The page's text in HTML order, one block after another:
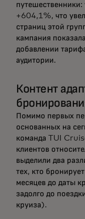
+604,1%, что
страниц этой
кампания
добавлении
аудитории.
Контент
Помимо первых
основанных на
команда TUI
клиентов
выделили два
тех, кто
месяцев до даты
задолго до
круиза).